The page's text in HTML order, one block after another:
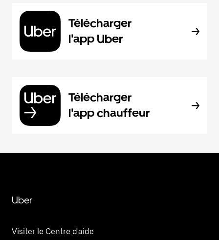
Télécharger
l'app Uber
Télécharger
l'app chauffeur
Uber
Visiter le Centre d'aide